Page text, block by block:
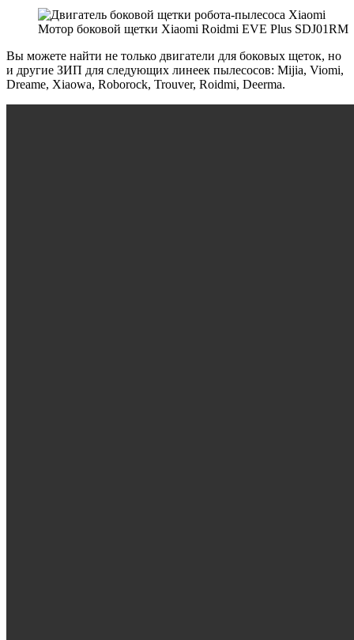
Мотор боковой щетки Xiaomi Roidmi EVE Plus SDJ01RM
Вы можете найти не только двигатели для боковых щеток, но
и другие ЗИП для следующих линеек пылесосов: Mijia, Viomi,
Dreame, Xiaowa, Roborock, Trouver, Roidmi, Deerma.